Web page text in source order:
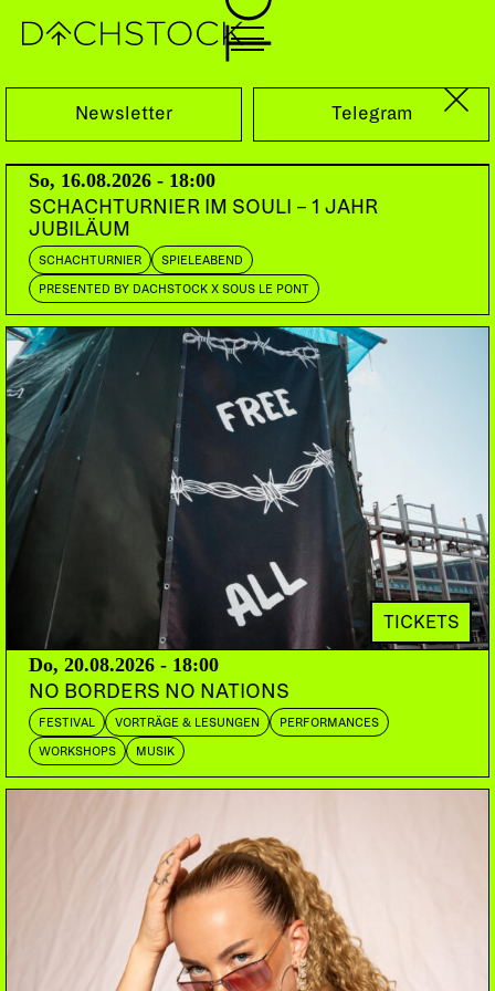
Sa, 09.11.2024
PARTY LATINCORE
CACHORRA Guadalajara
WAWA R0JX Zürich/Warsaw/Quito
LARATAQUÉ
EL_VIRA
DOORS:
23:00
VORVERKAUF:
PETZI.CH
ABENDKASSE:
20.-
Hexen kochen Vibes mit Bässen zwischen den
Balken, es dampft und ätzt dort oben Löcher in die
Luft. Vollgeballte Ladung, es ist Cachorra staight
euch den grossen highmood zu machen. Lieb sein,
wild sein. WAWA ROJX latin core und neoperreo,
shaken und sweaten. Larataqué und El_Vira kennen
und lieben wir genau deswegen!
Newsletter Telegram
So, 16.08.2026 - 18:00
SCHACHTURNIER IM SOULI – 1 JAHR
JUBILÄUM
SCHACHTURNIER SPIELEABEND
PRESENTED BY DACHSTOCK X SOUS LE PONT
TICKETS
Do, 20.08.2026 - 18:00
NO BORDERS NO NATIONS
FESTIVAL VORTRÄGE & LESUNGEN PERFORMANCES
WORKSHOPS MUSIK